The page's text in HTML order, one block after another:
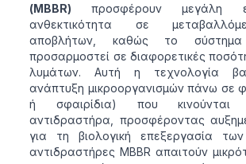
(MBBR) προσφέρουν μεγάλη
ανθεκτικότητα σε
αποβλήτων, καθώς το
προσαρμοστεί σε διαφορετικές
λυμάτων. Αυτή η τεχνολογία
ανάπτυξη μικροοργανισμών πάνω σε
ή σφαιρίδια) που
αντιδραστήρα, προσφέροντας
για τη βιολογική επεξεργασία
αντιδραστήρες MBBR απαιτούν